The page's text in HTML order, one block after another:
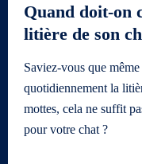
Quand doit-on
litière de son
Saviez-vous que
quotidiennement la
mottes, cela ne suffit
pour votre chat ?